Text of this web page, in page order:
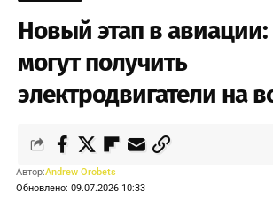
Новый этап в
могут получить
электродвигатели на
Обновлено: 09.07.2026 10:33
Автор:Andrew Orobets